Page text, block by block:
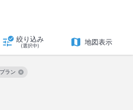
絞り込み
(選択中) 地図表示
ラン